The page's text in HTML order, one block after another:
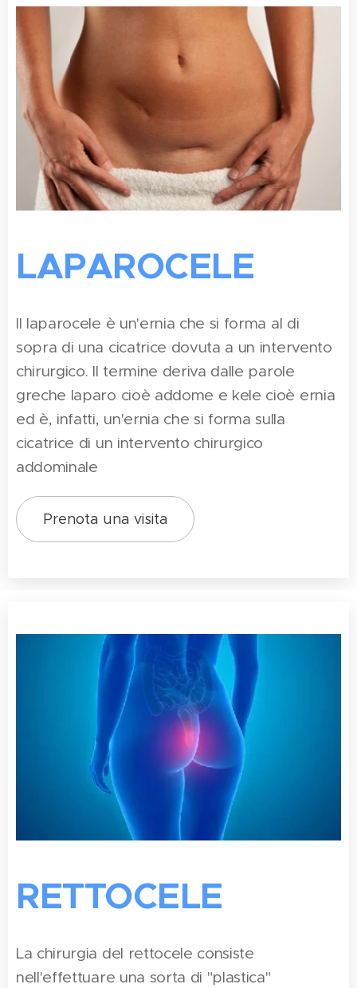
LAPAROCELE
Il laparocele è un'ernia che si forma al di
sopra di una cicatrice dovuta a un intervento
chirurgico. Il termine deriva dalle parole
greche laparo cioè addome e kele cioè ernia
ed è, infatti, un'ernia che si forma sulla
cicatrice di un intervento chirurgico
addominale
Prenota una visita
RETTOCELE
La chirurgia del rettocele consiste
nell'effettuare una sorta di "plastica"